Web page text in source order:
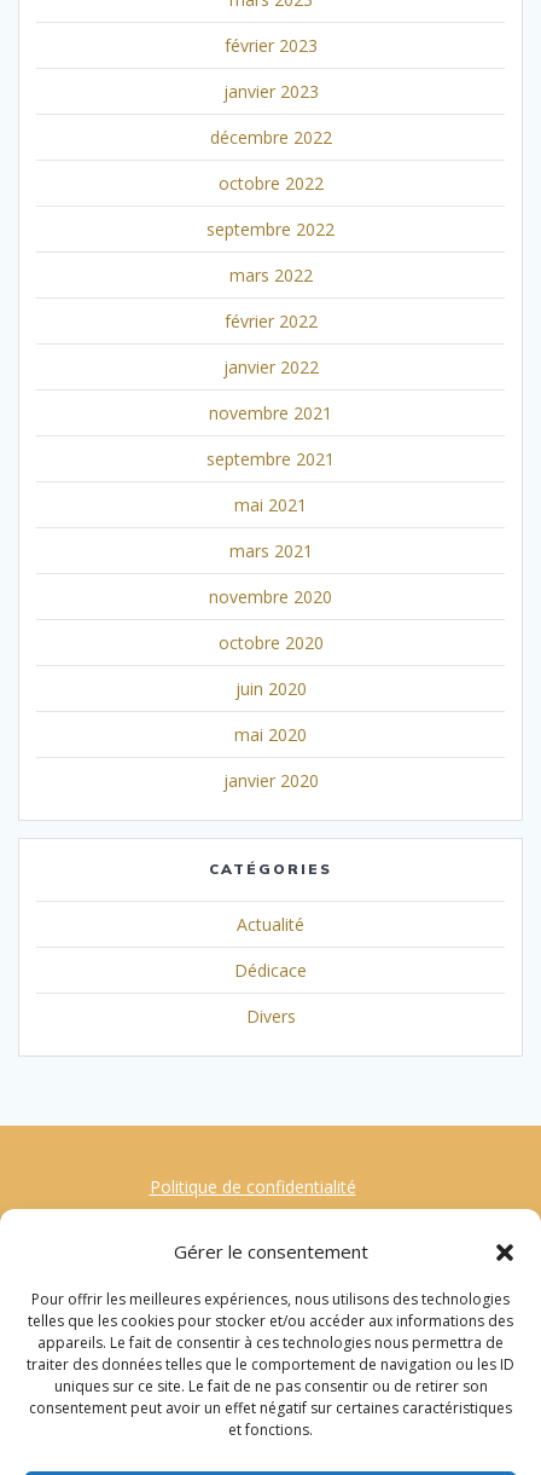
Gérer le consentement
Pour offrir les meilleures expériences, nous utilisons des technologies
telles que les cookies pour stocker et/ou accéder aux informations des
appareils. Le fait de consentir à ces technologies nous permettra de
traiter des données telles que le comportement de navigation ou les ID
uniques sur ce site. Le fait de ne pas consentir ou de retirer son
consentement peut avoir un effet négatif sur certaines caractéristiques
et fonctions.
février 2023
janvier 2023
décembre 2022
octobre 2022
septembre 2022
mars 2022
février 2022
janvier 2022
novembre 2021
septembre 2021
mai 2021
mars 2021
novembre 2020
octobre 2020
juin 2020
mai 2020
janvier 2020
CATÉGORIES
Actualité
Dédicace
Divers
Politique de confidentialité
Gestion des Cookies
Recherche
pour